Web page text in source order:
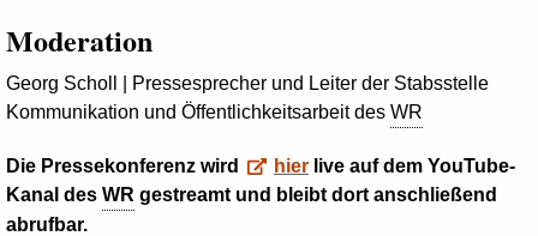
Moderation
Georg Scholl | Pressesprecher und Leiter der Stabsstelle
Kommunikation und Öffentlichkeitsarbeit des WR
Die Pressekonferenz wird hier live auf dem YouTube-
Kanal des WR gestreamt und bleibt dort anschließend
abrufbar.